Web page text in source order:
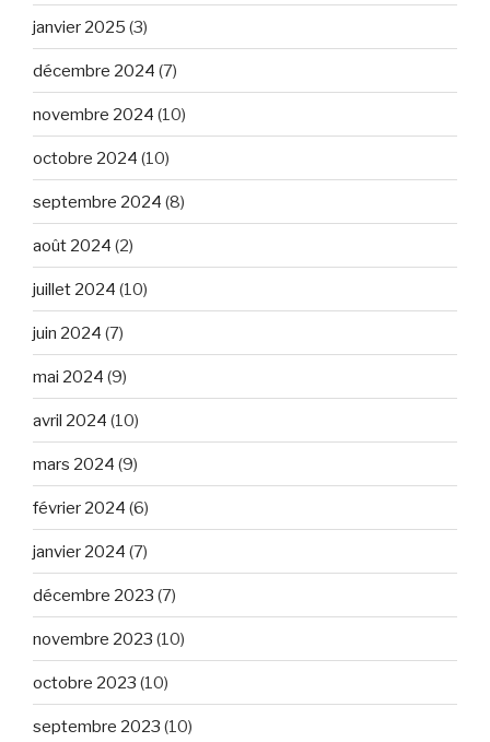
janvier 2025 (3)
décembre 2024 (7)
novembre 2024 (10)
octobre 2024 (10)
septembre 2024 (8)
août 2024 (2)
juillet 2024 (10)
juin 2024 (7)
mai 2024 (9)
avril 2024 (10)
mars 2024 (9)
février 2024 (6)
janvier 2024 (7)
décembre 2023 (7)
novembre 2023 (10)
octobre 2023 (10)
septembre 2023 (10)